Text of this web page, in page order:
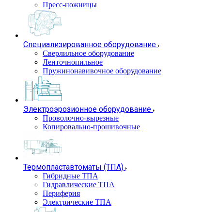
Пресс-ножницы
Специализированное оборудование
Сверлильное оборудование
Ленточнопильное
Пружинонавивочное оборудование
Электроэрозионное оборудование
Проволочно-вырезные
Копировально-прошивочные
Термопластавтоматы (ТПА)
Гибридные ТПА
Гидравлические ТПА
Периферия
Электрические ТПА